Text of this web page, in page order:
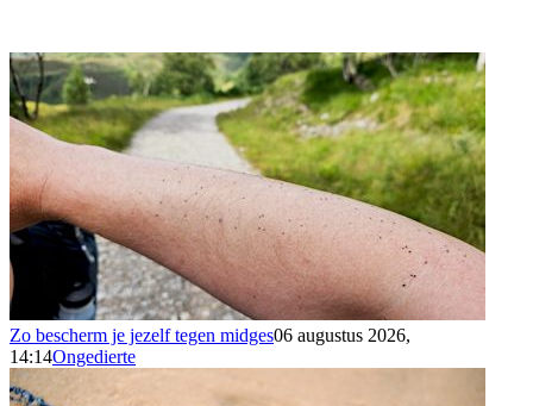
Zo bescherm je jezelf tegen midges06 augustus 2026,
14:14Ongedierte